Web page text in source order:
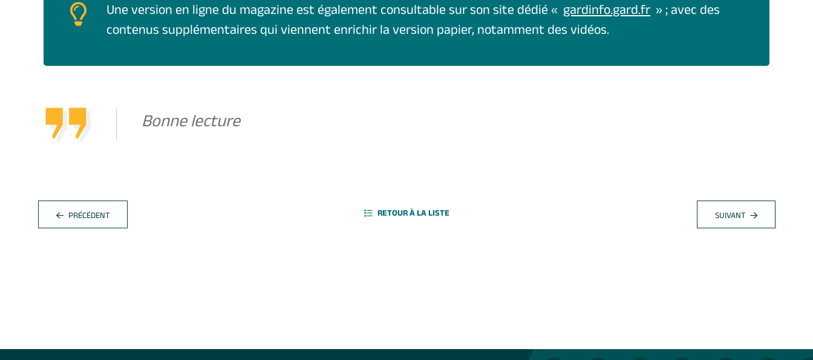
Une version en ligne du magazine est également consultable sur son site dédié « gardinfo.gard.fr » ; avec des
contenus supplémentaires qui viennent enrichir la version papier, notamment des vidéos.
Bonne lecture
PRÉCÉDENT RETOUR À LA LISTE SUIVANT